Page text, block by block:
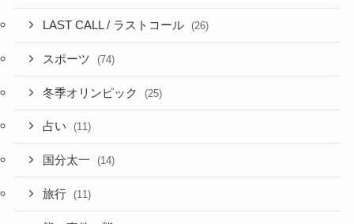
LAST CALL / ラストコール (26)
スポーツ (74)
冬季オリンピック (25)
占い (11)
国分太一 (14)
旅行 (11)